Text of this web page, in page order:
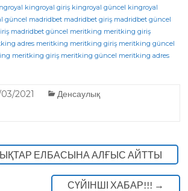
a
ts
A
p
kingroyal giriş kingroyal güncel kingroyal
güncel madridbet madridbet giriş madridbet güncel
madridbet güncel meritking meritking giriş
adres meritking meritking giriş meritking güncel
meritking giriş meritking güncel meritking adres
03/2021
Денсаулық
ЕЛБАСЫНА АЛҒЫС АЙТТЫ
СҮЙІНШІ ХАБАР!!! →